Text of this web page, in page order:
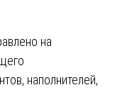
на
наполнителей,